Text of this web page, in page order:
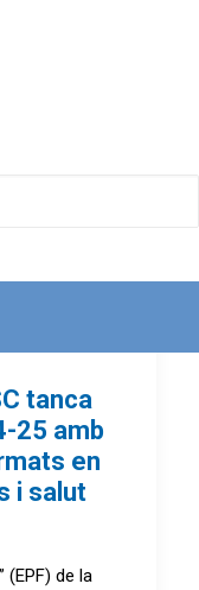
tanca
25 amb
en
i salut
(EPF) de la